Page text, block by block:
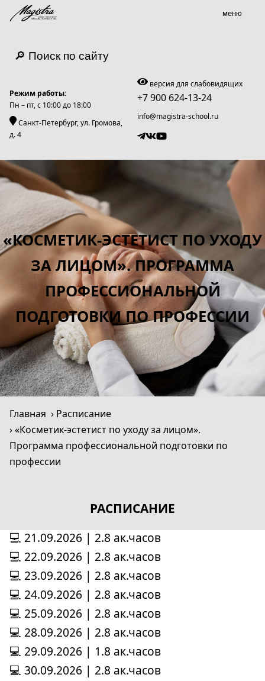
🔎 Поиск по сайту
Режим работы:
Пн – пт, c 10:00 до 18:00
Санкт-Петербург, ул. Громова,
д. 4
версия для слабовидящих
+7 900 624-13-24
info@magistra-school.ru
меню
«КОСМЕТИК-ЭСТЕТИСТ ПО УХОДУ
ЗА ЛИЦОМ». ПРОГРАММА
ПРОФЕССИОНАЛЬНОЙ
ПОДГОТОВКИ ПО ПРОФЕССИИ
Главная
Расписание
«Косметик-эстетист по уходу за лицом».
Программа профессиональной подготовки по
профессии
РАСПИСАНИЕ
💻 21.09.2026 | 2.8 ак.часов
💻 22.09.2026 | 2.8 ак.часов
💻 23.09.2026 | 2.8 ак.часов
💻 24.09.2026 | 2.8 ак.часов
💻 25.09.2026 | 2.8 ак.часов
💻 28.09.2026 | 2.8 ак.часов
💻 29.09.2026 | 1.8 ак.часов
💻 30.09.2026 | 2.8 ак.часов